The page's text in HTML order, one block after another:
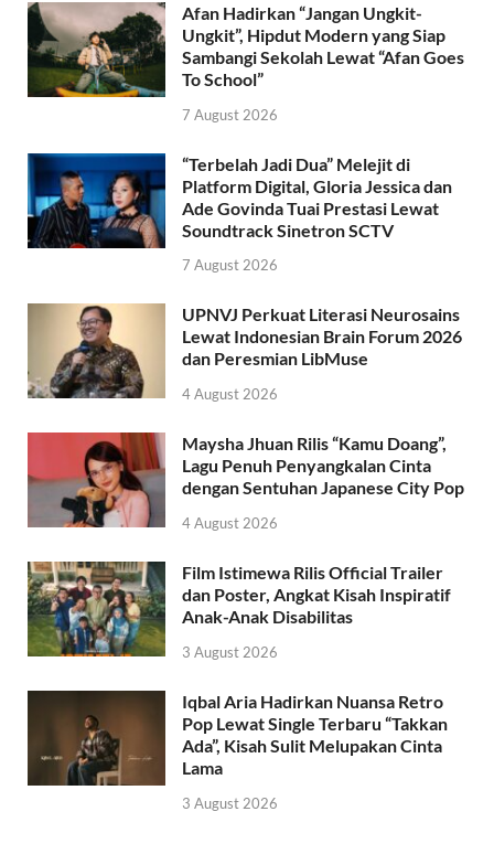
Afan Hadirkan “Jangan Ungkit-
Ungkit”, Hipdut Modern yang Siap
Sambangi Sekolah Lewat “Afan Goes
To School”
7 August 2026
“Terbelah Jadi Dua” Melejit di
Platform Digital, Gloria Jessica dan
Ade Govinda Tuai Prestasi Lewat
Soundtrack Sinetron SCTV
7 August 2026
UPNVJ Perkuat Literasi Neurosains
Lewat Indonesian Brain Forum 2026
dan Peresmian LibMuse
4 August 2026
Maysha Jhuan Rilis “Kamu Doang”,
Lagu Penuh Penyangkalan Cinta
dengan Sentuhan Japanese City Pop
4 August 2026
Film Istimewa Rilis Official Trailer
dan Poster, Angkat Kisah Inspiratif
Anak-Anak Disabilitas
3 August 2026
Iqbal Aria Hadirkan Nuansa Retro
Pop Lewat Single Terbaru “Takkan
Ada”, Kisah Sulit Melupakan Cinta
Lama
3 August 2026